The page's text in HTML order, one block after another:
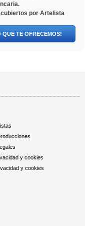
por Artelista
QUE TE OFRECEMOS!
y cookies
y cookies